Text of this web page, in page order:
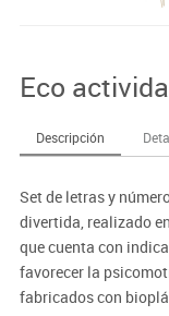
Eco
Descripción
Set de letras y
divertida, realizado
que cuenta con
favorecer la
fabricados con